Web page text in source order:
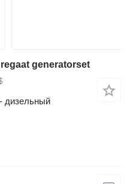
generatorset
дизельный